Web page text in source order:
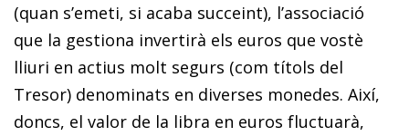
(quan s’emeti, si acaba succeint), l’associació
que la gestiona invertirà els euros que vostè
lliuri en actius molt segurs (com títols del
Tresor) denominats en diverses monedes. Així,
doncs, el valor de la libra en euros fluctuarà,